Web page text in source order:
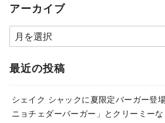
アーカイブ
ア
ー
カ
ブ
最近の投稿
シェイク シャックに夏限定バーガー登
ニョチェダーバーガー」とクリーミーな